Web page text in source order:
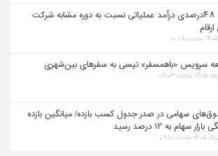
رشد ۴۸درصدی درآمد عملیاتی نسبت به دوره مشابه شرکت
ارقام
سرویس «باهمسفر» تپسی به سفرهای بین‌شهری
سهامی در صدر جدول کسب بازده/ میانگین بازده
سهام به ۱۲ درصد رسید